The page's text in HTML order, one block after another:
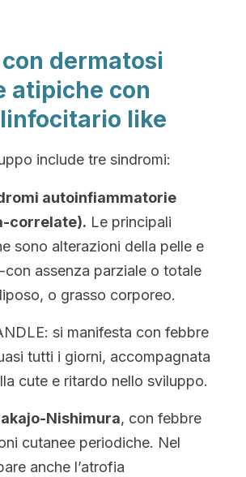
dermatosi
atipiche con
like
include tre sindromi:
autoinfiammatorie
correlate). Le principali
sono alterazioni della pelle e
assenza parziale o totale
o grasso corporeo.
si manifesta con febbre
tutti i giorni, accompagnata
cute e ritardo nello sviluppo.
Nishimura, con febbre
cutanee periodiche. Nel
anche l’atrofia